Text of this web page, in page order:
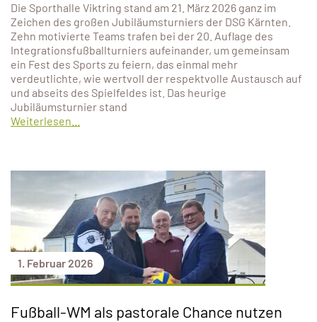
Die Sporthalle Viktring stand am 21. März 2026 ganz im
Zeichen des großen Jubiläumsturniers der DSG Kärnten.
Zehn motivierte Teams trafen bei der 20. Auflage des
Integrationsfußballturniers aufeinander, um gemeinsam
ein Fest des Sports zu feiern, das einmal mehr
verdeutlichte, wie wertvoll der respektvolle Austausch auf
und abseits des Spielfeldes ist. Das heurige
Jubiläumsturnier stand
Weiterlesen...
1. Februar 2026
Fußball-WM als pastorale Chance nutzen